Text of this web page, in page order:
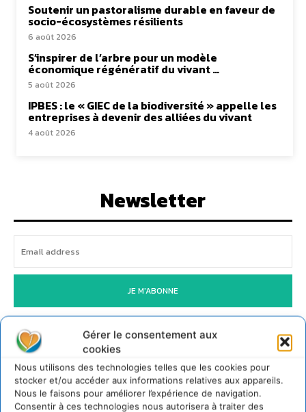
Gérer le consentement aux
cookies
Nous utilisons des technologies telles que les cookies pour
stocker et/ou accéder aux informations relatives aux appareils.
Nous le faisons pour améliorer l’expérience de navigation.
Consentir à ces technologies nous autorisera à traiter des
Soutenir un pastoralisme durable en faveur de
socio-écosystèmes résilients
6 août 2026
S’inspirer de l’arbre pour un modèle
économique régénératif du vivant …
5 août 2026
IPBES : le « GIEC de la biodiversité » appelle les
entreprises à devenir des alliées du vivant
4 août 2026
Newsletter
JE M'ABONNE